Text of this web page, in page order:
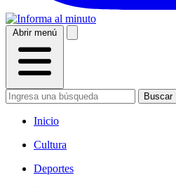
Abrir menú
Buscar
Inicio
Cultura
Deportes